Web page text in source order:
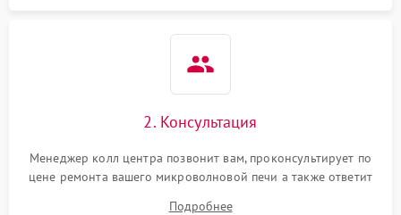
2. Консультация
Менеджер колл центра позвонит вам, проконсультирует по
цене ремонта вашего микроволновой печи а также ответит
Подробнее